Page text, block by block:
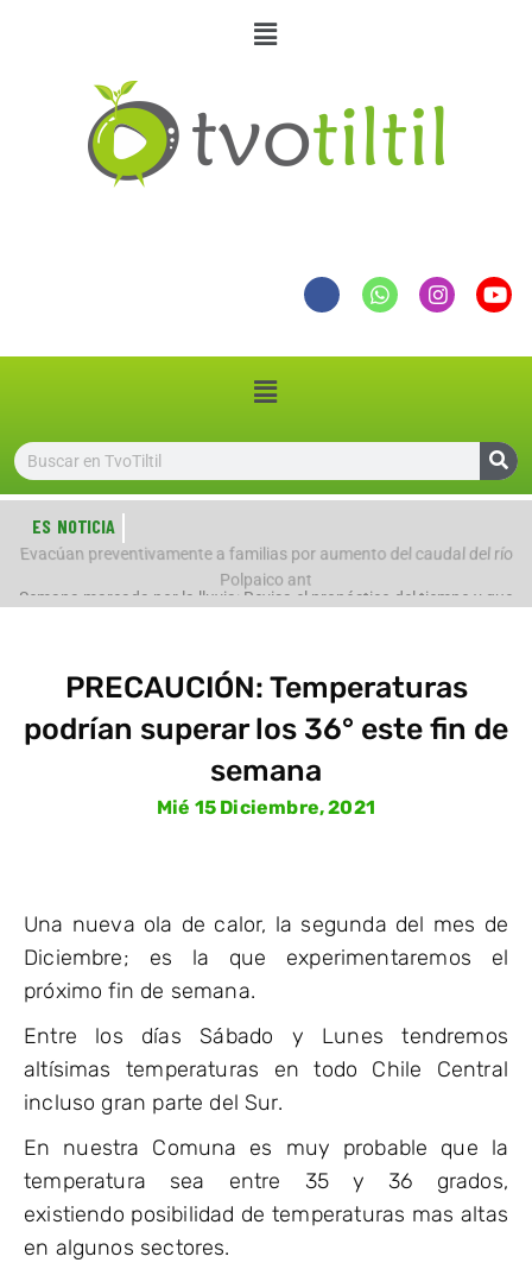
ES NOTICIA
Evacúan preventivamente a familias por aumento del caudal del río
Polpaico ant
PRECAUCIÓN: Temperaturas
podrían superar los 36° este fin de
semana
Mié 15 Diciembre, 2021
Una nueva ola de calor, la segunda del mes de
Diciembre; es la que experimentaremos el
próximo fin de semana.
Entre los días Sábado y Lunes tendremos
altísimas temperaturas en todo Chile Central
incluso gran parte del Sur.
En nuestra Comuna es muy probable que la
temperatura sea entre 35 y 36 grados,
existiendo posibilidad de temperaturas mas altas
en algunos sectores.